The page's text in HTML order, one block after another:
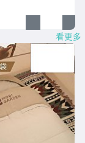
看更多